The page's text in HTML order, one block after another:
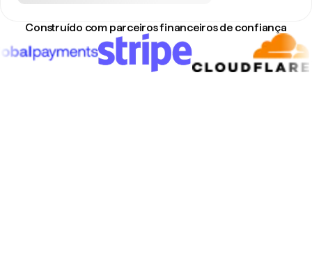
Construído com parceiros financeiros de confiança